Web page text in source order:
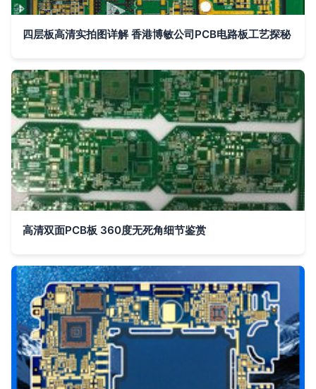
四层板高清实拍图详解 香港博敏公司PCB电路板工艺探秘
高清双面PCB板 360度无死角细节鉴赏